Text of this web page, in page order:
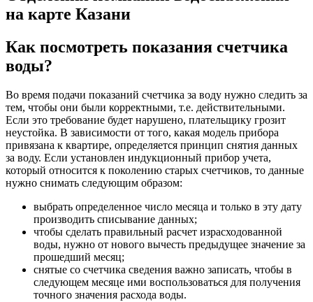
на карте Казани
Как посмотреть показания счетчика
воды?
Во время подачи показаний счетчика за воду нужно следить за
тем, чтобы они были корректными, т.е. действительными.
Если это требование будет нарушено, плательщику грозит
неустойка. В зависимости от того, какая модель прибора
привязана к квартире, определяется принцип снятия данных
за воду. Если установлен индукционный прибор учета,
который относится к поколению старых счетчиков, то данные
нужно снимать следующим образом:
выбрать определенное число месяца и только в эту дату
производить списывание данных;
чтобы сделать правильный расчет израсходованной
воды, нужно от нового вычесть предыдущее значение за
прошедший месяц;
снятые со счетчика сведения важно записать, чтобы в
следующем месяце ими воспользоваться для получения
точного значения расхода воды.